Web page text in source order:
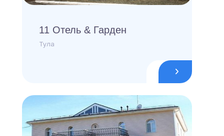
11 Отель & Гарден
Тула